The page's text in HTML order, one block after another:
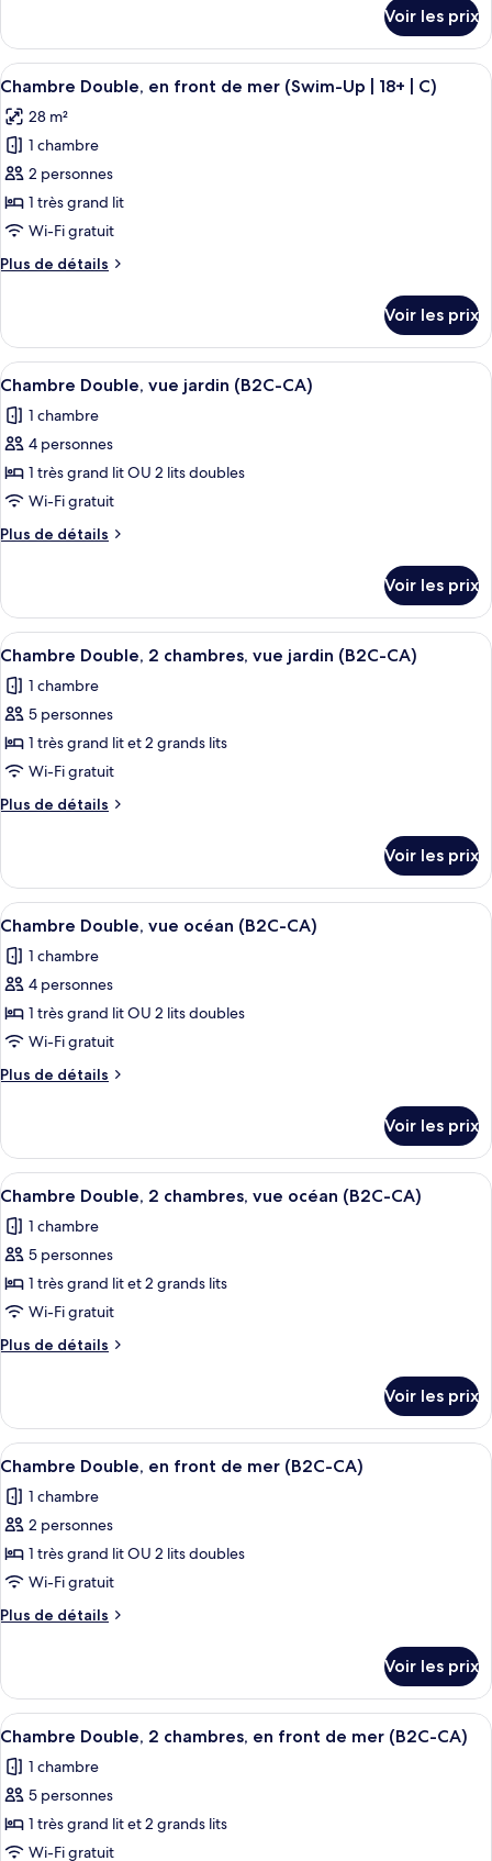
2
chambres,
en
front
de
mer
(C)
le
type
de
Chambre
Double,
chambres,
en
front
de
mer
Voir les prix
Afficher
toutes
les
photos
pour
ce
type
chambre :
en
front
de
mer
(Swim-
Up
18+
Une chambre d’hôtel avec un
5
Chambre Double, en front de mer (Swim-Up | 18+ | C)
28 m²
1 chambre
2 personnes
1 très grand lit
Wi-Fi gratuit
Plus de détails
Plus
le
type
de
Chambre
Double,
front
de
(Swim-
C)
Voir les prix
Afficher
toutes
les
photos
pour
ce
type
de
Chambre
Double,
vue
jardin
(B2C-
CA)
Une chambre d’hôtel avec un
5
Chambre Double, vue jardin (B2C-CA)
1 chambre
4 personnes
1 très grand lit OU 2 lits doubles
Wi-Fi gratuit
Plus de détails
Plus
le
type
de
Chambre
Double,
jardin
(B2C-
Voir les prix
Afficher
toutes
les
photos
pour
ce
type
de
Chambre
Double,
2
chambres,
vue
jardin
(B2C-
CA)
Une chambre d’hôtel avec un
7
Chambre Double, 2 chambres, vue jardin (B2C-CA)
1 chambre
5 personnes
1 très grand lit et 2 grands lits
Wi-Fi gratuit
Plus de détails
Plus
le
type
de
Chambre
Double,
chambres,
vue
(B2C-
Voir les prix
Afficher
toutes
les
photos
pour
ce
type
de
Chambre
Double,
vue
océan
(B2C-
CA)
Une chambre d’hôtel avec un
5
Chambre Double, vue océan (B2C-CA)
1 chambre
4 personnes
1 très grand lit OU 2 lits doubles
Wi-Fi gratuit
Plus de détails
Plus
le
type
de
Chambre
Double,
océan
(B2C-
Voir les prix
Afficher
toutes
les
photos
pour
ce
type
de
Chambre
Double,
2
chambres,
vue
océan
(B2C-
CA)
Une chambre d’hôtel avec un
5
Chambre Double, 2 chambres, vue océan (B2C-CA)
1 chambre
5 personnes
1 très grand lit et 2 grands lits
Wi-Fi gratuit
Plus de détails
Plus
le
type
de
Chambre
Double,
chambres,
vue
(B2C-
Voir les prix
Afficher
toutes
les
photos
pour
ce
type
de
Chambre
Double,
en
front
de
mer
(B2C-
Une chambre d’hôtel avec un
7
Chambre Double, en front de mer (B2C-CA)
1 chambre
2 personnes
1 très grand lit OU 2 lits doubles
Wi-Fi gratuit
Plus de détails
Plus
le
type
de
Chambre
Double,
front
de
Voir les prix
Afficher
toutes
les
photos
pour
ce
Une chambre d’hôtel avec deux lits,
7
Chambre Double, 2 chambres, en front de mer (B2C-CA)
1 chambre
5 personnes
1 très grand lit et 2 grands lits
Wi-Fi gratuit